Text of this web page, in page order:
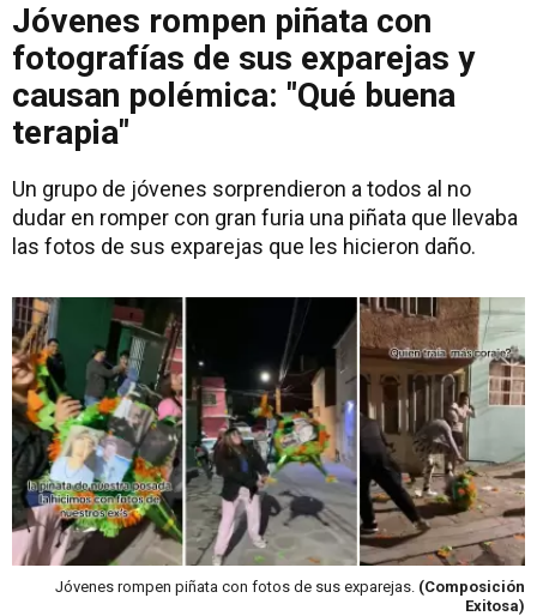
Jóvenes rompen piñata con
fotografías de sus exparejas y
causan polémica: "Qué buena
terapia"
Un grupo de jóvenes sorprendieron a todos al no
dudar en romper con gran furia una piñata que llevaba
las fotos de sus exparejas que les hicieron daño.
Jóvenes rompen piñata con fotos de sus exparejas. (Composición
Exitosa)